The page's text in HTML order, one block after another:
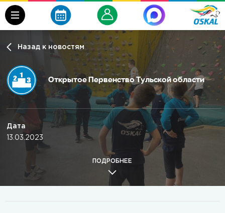
Назад к новостям
Открытое Первенство Тульской области
Дата
13.03.2023
ПОДРОБНЕЕ